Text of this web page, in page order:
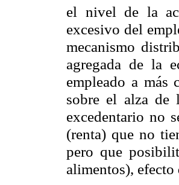
el nivel de la
excesivo del
mecanismo
agregada de la
empleado a más
sobre el alza de
excedentario no
(renta) que no
pero que
alimentos), efecto